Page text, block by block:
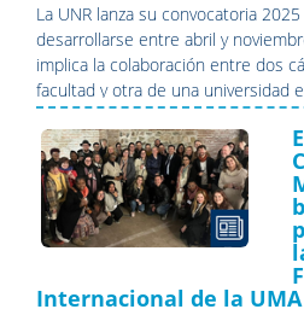
La UNR lanza su convocatoria
desarrollarse entre abril y
implica la colaboración entre dos
facultad y otra de una universidad
conjuntamente un módulo o
el trabajo colaborativo entre
Internacional de la UMA